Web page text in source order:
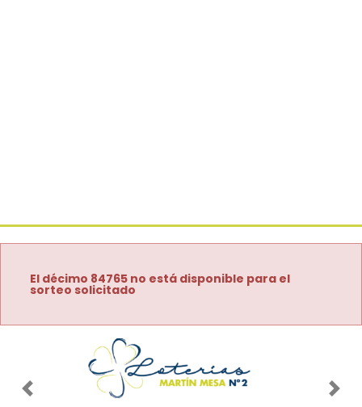
El décimo 84765 no está disponible para el
sorteo solicitado
Imagen anterior